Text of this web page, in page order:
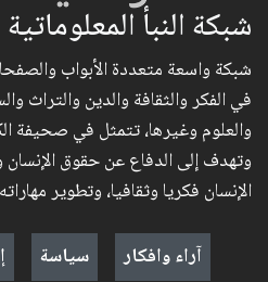
شبكة النبأ المعلوماتية
شبكة واسعة متعددة الأبواب
في الفكر والثقافة والدين والتراث
والعلوم وغيرها، تتمثل في صحيفة
وتهدف إلى الدفاع عن حقوق الإنسان
الإنسان فكريا وثقافيا، وتطوير
آراء وافكار
سياسة